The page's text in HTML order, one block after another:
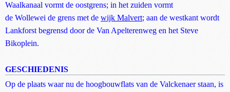
Waalkanaal vormt de oostgrens; in het zuiden vormt
de Wollewei de grens met de wijk Malvert; aan de westkant wordt
Lankforst begrensd door de Van Apelterenweg en het Steve
Bikoplein.
GESCHIEDENIS
Op de plaats waar nu de hoogbouwflats van de Valckenaer staan, is